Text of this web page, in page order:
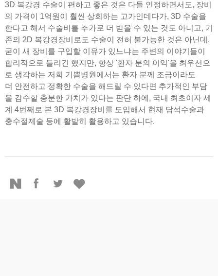
3D 복강경 수술이 편하고 좋은 것은 다들 인정하면서도, 장비
의 가격이 1억원이 훨씬 상회하는 고가인데다가, 3D 수술을
한다고 해서 수술비를 추가로 더 받을 수 있는 것도 아니고, 기
존의 2D 복강경장비로도 수술이 전혀 불가능한 것은 아닌데,
굳이 새 장비를 구입할 이유가 있느냐는 주변의 이야기들이
합리적으로 들리긴 했지만, 항상 '환자 분의 이익'을 최우선으
로 생각하는 저희 기쁨병원에서는 환자 분께 조금이라도
더 안전하고 정확한 수술을 해드릴 수 있다면 추가적인 부담
을 감수할 충분한 가치가 있다는 판단 하에, 국내 최초이자 세
계 4번째로 본 3D 복강경장비를 도입해서 현재 담석수술과
충수절제술 등에 활발히 활용하고 있습니다.